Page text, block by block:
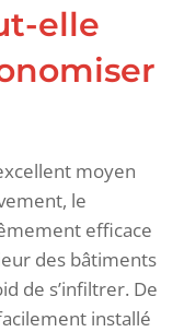
elle
moyen
le
efficace
des bâtiments
de s’infiltrer. De
installé